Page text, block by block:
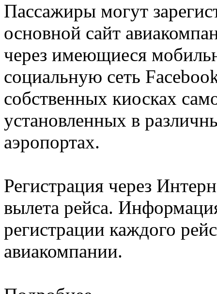
Пассажиры могут
основной сайт
через имеющиеся
социальную сеть
собственных киосках
установленных в
аэропортах.
Регистрация через
вылета рейса.
регистрации каждого
авиакомпании.